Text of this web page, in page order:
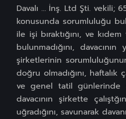
Davalı … İnş. Ltd Şti. vekili;
konusunda sorumluluğu
ile işi bıraktığını, ve
bulunmadığını,
şirketlerinin sorumluluğunun
doğru olmadığını, haftalık
ve genel tatil günlerinde
davacının şirkette
uğradığını, savunarak